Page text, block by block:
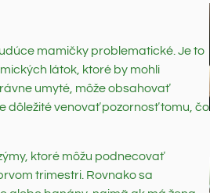
mamičky problematické. Je to
látok, ktoré by mohli
umyté, môže obsahovať
dôležité venovať pozornosť tomu, čo
ktoré môžu podnecovať
trimestri. Rovnako sa